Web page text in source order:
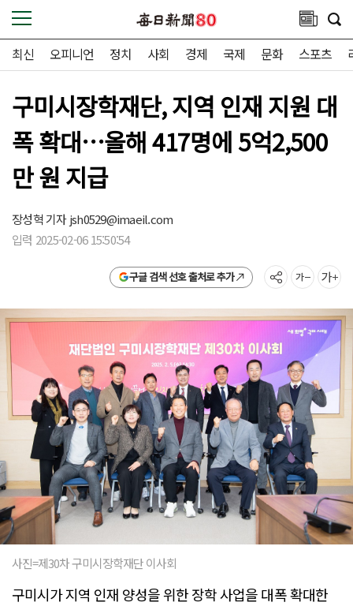
최신 오피니언 정치 사회 경제 국제 문화 스포츠
구미시장학재단, 지역 인재 지원 대
폭 확대…올해 417명에 5억2,500
만 원 지급
장성혁 기자jsh0529@imaeil.com
입력 2025-02-06 15:50:54
구글 검색 선호 출처로 추가
사진=제30차 구미시장학재단 이사회
구미시가 지역 인재 양성을 위한 장학 사업을 대폭 확대한